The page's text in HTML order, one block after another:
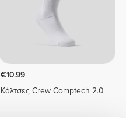
€10.99
Κάλτσες Crew Comptech 2.0